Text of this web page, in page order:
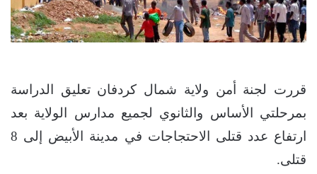
قررت لجنة أمن ولاية شمال كردفان تعليق الدراسة
بمرحلتي الأساس والثانوي لجميع مدارس الولاية بعد
ارتفاع عدد قتلى الاحتجاجات في مدينة الأبيض إلى 8
قتلى.